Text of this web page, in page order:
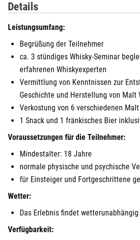
Details
Leistungsumfang:
Begrüßung der Teilnehmer
ca. 3 stündiges Whisky-Seminar
erfahrenen Whiskyexperten
Vermittlung von Kenntnissen zur
Geschichte und Herstellung von Malt
Verkostung von 6 verschiedenen
1 Snack und 1 fränkisches Bier
Voraussetzungen für die Teilnehmer:
Mindestalter: 18 Jahre
normale physische und psychische
für Einsteiger und Fortgeschrittene
Wetter:
Das Erlebnis findet
Verfügbarkeit: